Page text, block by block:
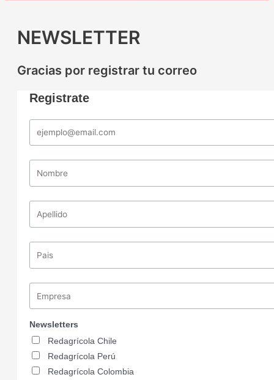
NEWSLETTER
Gracias por registrar tu correo
Registrate
Newsletters
Redagrícola Chile
Redagrícola Perú
Redagrícola Colombia